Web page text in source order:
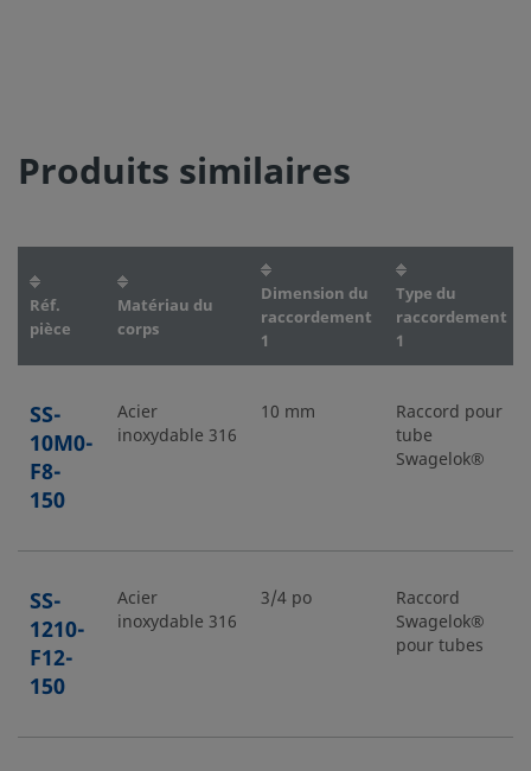
Produits similaires
Réf.
pièce
Matériau du
corps
Dimension du
raccordement
1
Type du
raccordement
1
SS-
10M0-
F8-
150
Acier
inoxydable 316
10 mm
Raccord pour
tube
Swagelok®
SS-
1210-
F12-
150
Acier
inoxydable 316
3/4 po
Raccord
Swagelok®
pour tubes